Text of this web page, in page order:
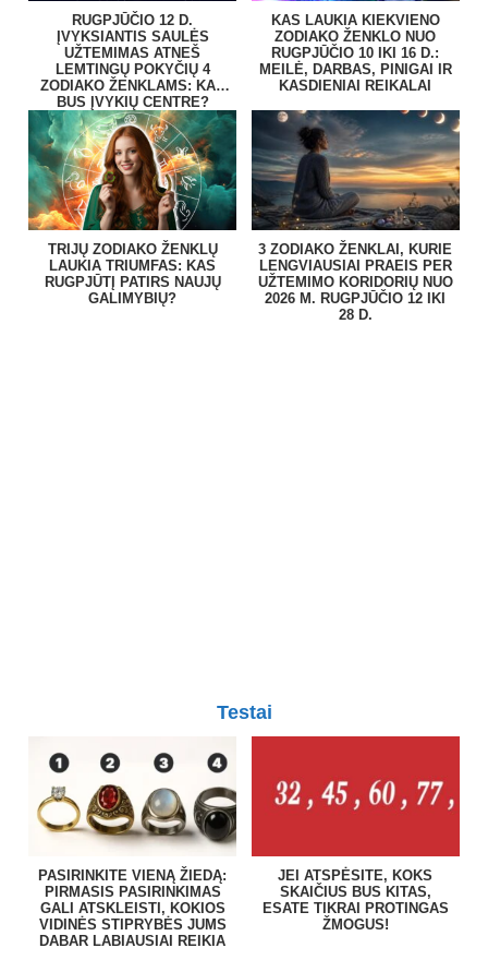
RUGPJŪČIO 12 D.
ĮVYKSIANTIS SAULĖS
UŽTEMIMAS ATNEŠ
LEMTINGŲ POKYČIŲ 4
ZODIAKO ŽENKLAMS: KAS
BUS ĮVYKIŲ CENTRE?
KAS LAUKIA KIEKVIENO
ZODIAKO ŽENKLO NUO
RUGPJŪČIO 10 IKI 16 D.:
MEILĖ, DARBAS, PINIGAI IR
KASDIENIAI REIKALAI
TRIJŲ ZODIAKO ŽENKLŲ
LAUKIA TRIUMFAS: KAS
RUGPJŪTĮ PATIRS NAUJŲ
GALIMYBIŲ?
3 ZODIAKO ŽENKLAI, KURIE
LENGVIAUSIAI PRAEIS PER
UŽTEMIMO KORIDORIŲ NUO
2026 M. RUGPJŪČIO 12 IKI
28 D.
Testai
PASIRINKITE VIENĄ ŽIEDĄ:
PIRMASIS PASIRINKIMAS
GALI ATSKLEISTI, KOKIOS
VIDINĖS STIPRYBĖS JUMS
DABAR LABIAUSIAI REIKIA
JEI ATSPĖSITE, KOKS
SKAIČIUS BUS KITAS,
ESATE TIKRAI PROTINGAS
ŽMOGUS!